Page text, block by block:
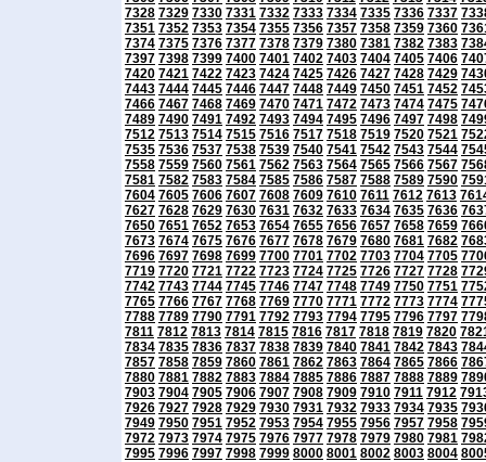
7328 7329 7330 7331 7332 7333 7334 7335 7336 7337
7351 7352 7353 7354 7355 7356 7357 7358 7359 7360
7374 7375 7376 7377 7378 7379 7380 7381 7382 7383
7397 7398 7399 7400 7401 7402 7403 7404 7405 7406
7420 7421 7422 7423 7424 7425 7426 7427 7428 7429
7443 7444 7445 7446 7447 7448 7449 7450 7451 7452
7466 7467 7468 7469 7470 7471 7472 7473 7474 7475
7489 7490 7491 7492 7493 7494 7495 7496 7497 7498
7512 7513 7514 7515 7516 7517 7518 7519 7520 7521
7535 7536 7537 7538 7539 7540 7541 7542 7543 7544
7558 7559 7560 7561 7562 7563 7564 7565 7566 7567
7581 7582 7583 7584 7585 7586 7587 7588 7589 7590
7604 7605 7606 7607 7608 7609 7610 7611 7612 7613
7627 7628 7629 7630 7631 7632 7633 7634 7635 7636
7650 7651 7652 7653 7654 7655 7656 7657 7658 7659
7673 7674 7675 7676 7677 7678 7679 7680 7681 7682
7696 7697 7698 7699 7700 7701 7702 7703 7704 7705
7719 7720 7721 7722 7723 7724 7725 7726 7727 7728
7742 7743 7744 7745 7746 7747 7748 7749 7750 7751
7765 7766 7767 7768 7769 7770 7771 7772 7773 7774
7788 7789 7790 7791 7792 7793 7794 7795 7796 7797
7811 7812 7813 7814 7815 7816 7817 7818 7819 7820
7834 7835 7836 7837 7838 7839 7840 7841 7842 7843
7857 7858 7859 7860 7861 7862 7863 7864 7865 7866
7880 7881 7882 7883 7884 7885 7886 7887 7888 7889
7903 7904 7905 7906 7907 7908 7909 7910 7911 7912
7926 7927 7928 7929 7930 7931 7932 7933 7934 7935
7949 7950 7951 7952 7953 7954 7955 7956 7957 7958
7972 7973 7974 7975 7976 7977 7978 7979 7980 7981
7995 7996 7997 7998 7999 8000 8001 8002 8003 8004